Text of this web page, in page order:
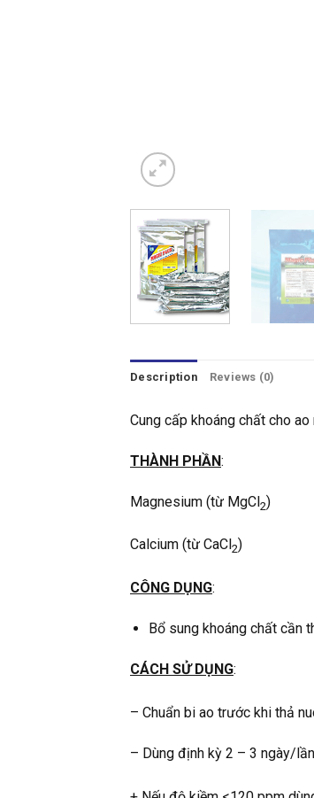
Description Reviews (0)
Cung cấp khoáng chất cho
THÀNH PHẦN:
Magnesium (từ MgCl2)
Calcium (từ CaCl 2)
CÔNG DỤNG:
Bổ sung khoáng chất cần
CÁCH SỬ DỤNG:
– Chuẩn bi ao trước khi thả
– Dùng định kỳ 2 – 3 ngày/